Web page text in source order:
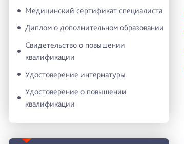
Медицинский сертификат специалиста
Диплом о дополнительном образовании
Свидетельство о повышении
квалификации
Удостоверение интернатуры
Удостоверение о повышении
квалификации